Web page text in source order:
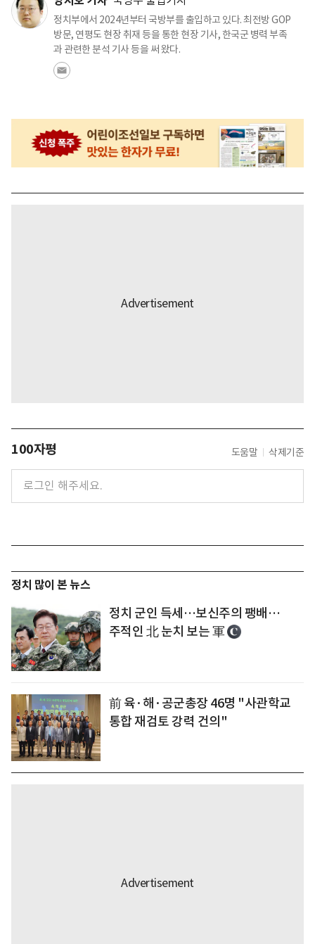
정치부에서 2024년부터 국방부를 출입하고 있다. 최전방 GOP
방문, 연평도 현장 취재 등을 통한 현장 기사, 한국군 병력 부족
과 관련한 분석 기사 등을 써 왔다.
100자평 도움말 삭제기준
정치 많이 본 뉴스
정치 군인 득세…보신주의 팽배…
주적인 北 눈치 보는 軍
前 육·해·공군총장 46명 "사관학교
통합 재검토 강력 건의"